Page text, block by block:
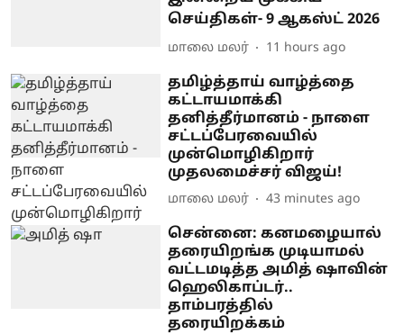
செய்திகள்- 9 ஆகஸ்ட் 2026
மாலை மலர் 11 hours ago
தமிழ்த்தாய் வாழ்த்தை
கட்டாயமாக்கி
தனித்தீர்மானம் - நாளை
சட்டப்பேரவையில்
முன்மொழிகிறார்
முதலமைச்சர் விஜய்!
மாலை மலர் 43 minutes ago
சென்னை: கனமழையால்
தரையிறங்க முடியாமல்
வட்டமடித்த அமித் ஷாவின்
ஹெலிகாப்டர்..
தாம்பரத்தில்
தரையிறக்கம்